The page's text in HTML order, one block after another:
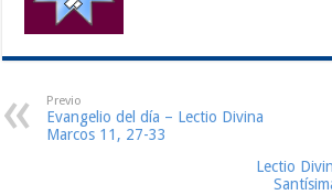
Previo
Evangelio del día – Lectio Divina
Marcos 11, 27-33
Lectio